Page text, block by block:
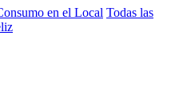
en el Local Todas las